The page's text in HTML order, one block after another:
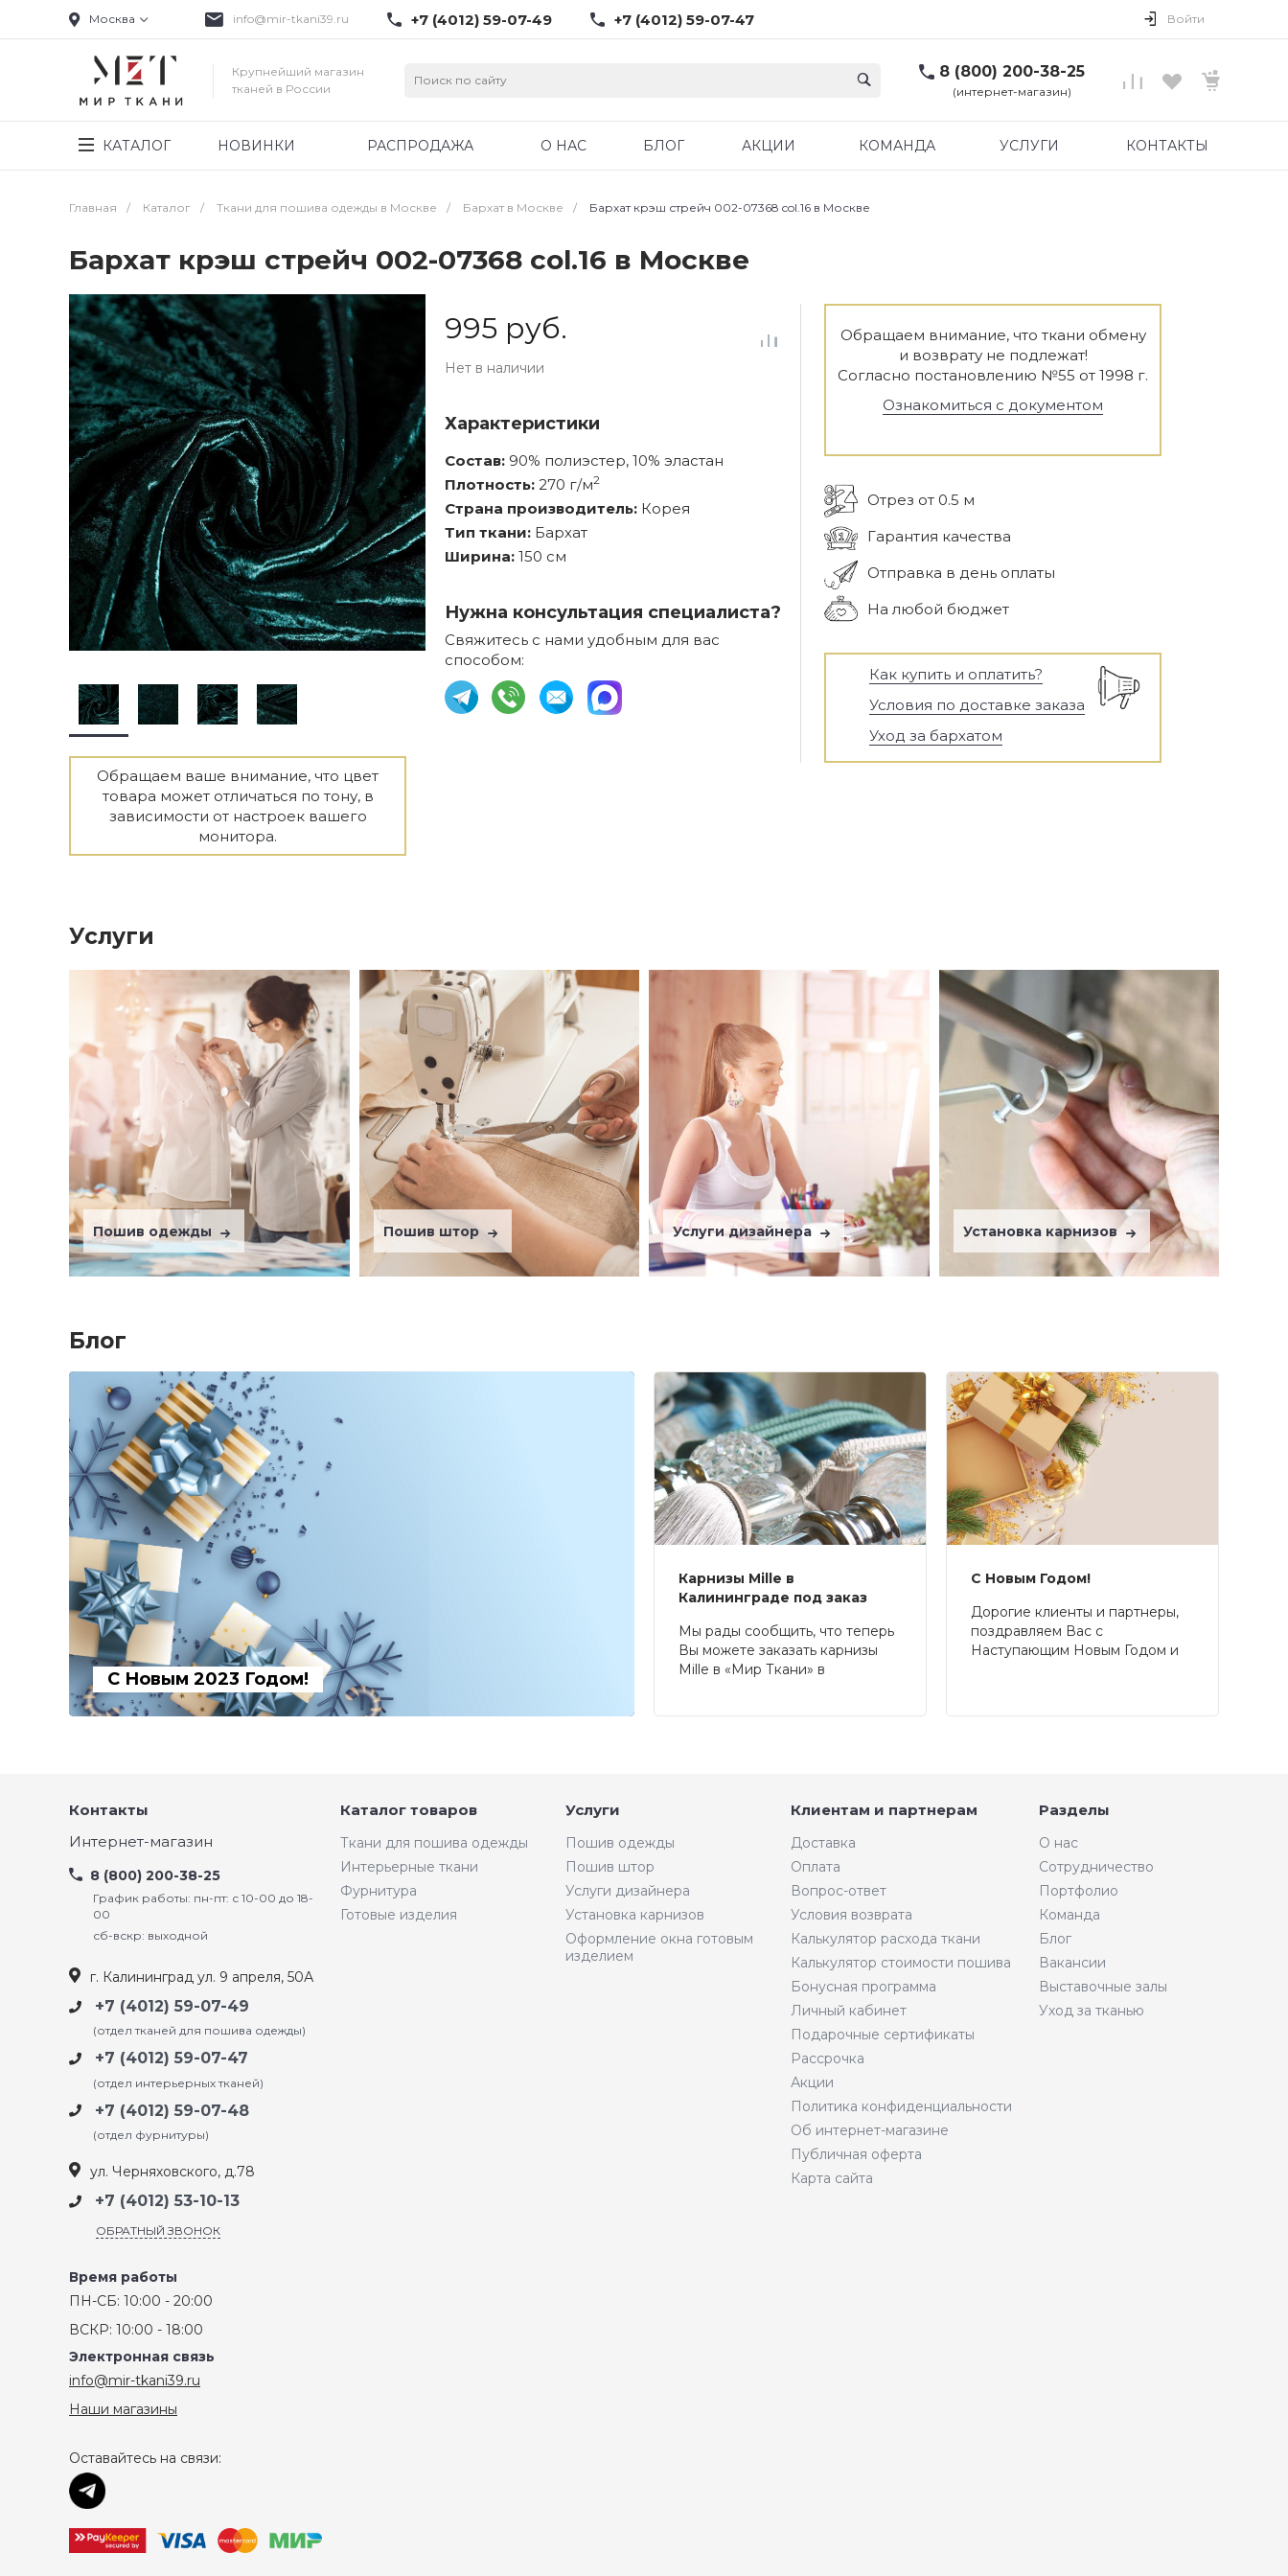
Москва info@mir-tkani39.ru +7 (4012) 59-07-49 +7 (4012) 59-07-47 Войти
Крупнейший магазин
тканей в России
8 (800) 200-38-25
(интернет-магазин)
КАТАЛОГ НОВИНКИ РАСПРОДАЖА О НАС БЛОГ АКЦИИ КОМАНДА УСЛУГИ КОНТАКТЫ
Главная / Каталог / Ткани для пошива одежды в Москве / Бархат в Москве / Бархат крэш стрейч 002-07368 col.16 в Москве
Бархат крэш стрейч 002-07368 col.16 в Москве
Обращаем ваше внимание, что цвет
товара может отличаться по тону, в
зависимости от настроек вашего
монитора.
995 руб.
Нет в наличии
Характеристики
Состав: 90% полиэстер, 10% эластан
Плотность: 270 г/м2
Страна производитель: Корея
Тип ткани: Бархат
Ширина: 150 см
Нужна консультация специалиста?
Свяжитесь с нами удобным для вас
способом:
Обращаем внимание, что ткани обмену
и возврату не подлежат!
Согласно постановлению №55 от 1998 г.
Ознакомиться с документом
Отрез от 0.5 м
Гарантия качества
Отправка в день оплаты
На любой бюджет
Как купить и оплатить?
Условия по доставке заказа
Уход за бархатом
Услуги
Пошив одежды Пошив штор Услуги дизайнера Установка карнизов
Блог
С Новым 2023 Годом!
Карнизы Mille в
Калининграде под заказ
Мы рады сообщить, что теперь
Вы можете заказать карнизы
Mille в «Мир Ткани» в
С Новым Годом!
Дорогие клиенты и партнеры,
поздравляем Вас с
Наступающим Новым Годом и
Контакты
Интернет-магазин
8 (800) 200-38-25
График работы: пн-пт: с 10-00 до 18-
00
сб-вскр: выходной
г. Калининград ул. 9 апреля, 50А
+7 (4012) 59-07-49
(отдел тканей для пошива одежды)
+7 (4012) 59-07-47
(отдел интерьерных тканей)
+7 (4012) 59-07-48
(отдел фурнитуры)
ул. Черняховского, д.78
+7 (4012) 53-10-13
ОБРАТНЫЙ ЗВОНОК
Время работы
ПН-СБ: 10:00 - 20:00
ВСКР: 10:00 - 18:00
Электронная связь
info@mir-tkani39.ru
Наши магазины
Оставайтесь на связи:
Каталог товаров
Ткани для пошива одежды
Интерьерные ткани
Фурнитура
Готовые изделия
Услуги
Пошив одежды
Пошив штор
Услуги дизайнера
Установка карнизов
Оформление окна готовым
изделием
Клиентам и партнерам
Доставка
Оплата
Вопрос-ответ
Условия возврата
Калькулятор расхода ткани
Калькулятор стоимости пошива
Бонусная программа
Личный кабинет
Подарочные сертификаты
Рассрочка
Акции
Политика конфиденциальности
Об интернет-магазине
Публичная оферта
Карта сайта
Разделы
О нас
Сотрудничество
Портфолио
Команда
Блог
Вакансии
Выставочные залы
Уход за тканью